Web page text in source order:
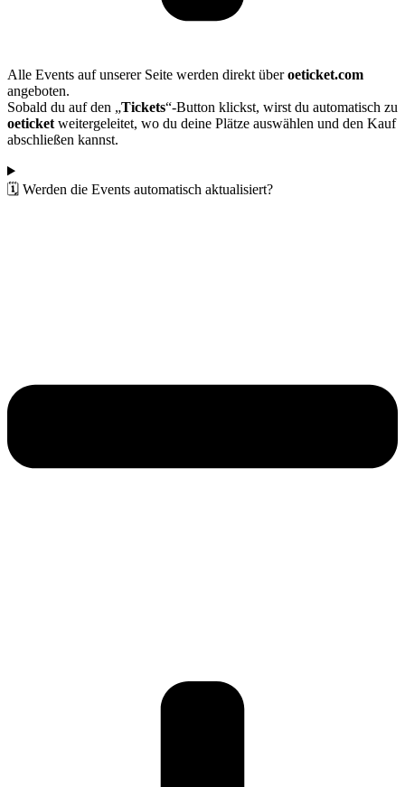
Alle Events auf unserer Seite werden direkt überoeticket.com
angeboten.
Sobald du auf den „Tickets“-Button klickst, wirst du automatisch zu
oeticketweitergeleitet, wo du deine Plätze auswählen und den Kauf
abschließen kannst.
🗓️ Werden die Events automatisch aktualisiert?